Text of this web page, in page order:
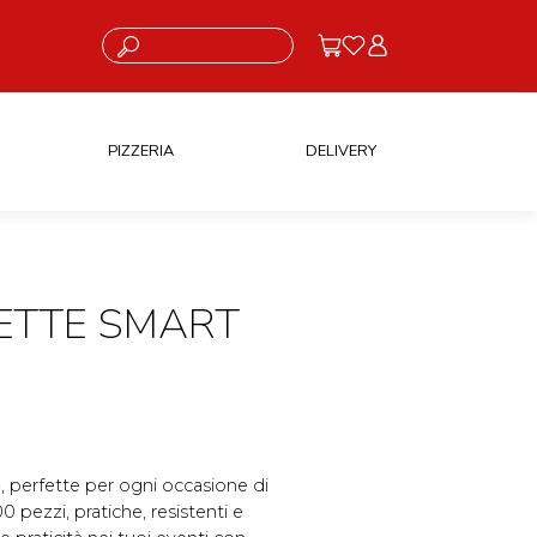
Cosa stai cercando?
PIZZERIA DELIVERY
SMART
perfette per ogni occasione di
pezzi, pratiche, resistenti e